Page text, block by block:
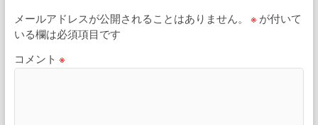
メールアドレスが公開されることはありません。 ※ が付いて
いる欄は必須項目です
コメント ※